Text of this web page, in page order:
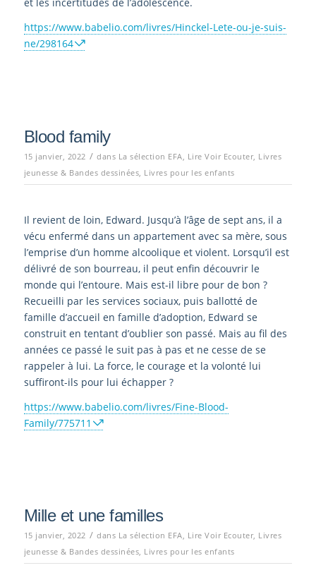
https://www.babelio.com/livres/Hinckel-Lete-ou-je-suis-
ne/298164
Blood family
15 janvier, 2022 / dans La sélection EFA Lire Voir Ecouter, Livres
jeunesse & Bandes dessinées Livres pour les enfants
Il revient de loin, Edward. Jusqu’à l’âge de sept ans, il a
vécu enfermé dans un appartement avec sa mère, sous
l’emprise d’un homme alcoolique et violent. Lorsqu’il est
délivré de son bourreau, il peut enfin découvrir le
monde qui l’entoure. Mais est-il libre pour de bon ?
Recueilli par les services sociaux, puis ballotté de
famille d’accueil en famille d’adoption, Edward se
construit en tentant d’oublier son passé. Mais au fil des
années ce passé le suit pas à pas et ne cesse de se
rappeler à lui. La force, le courage et la volonté lui
suffiront-ils pour lui échapper ?
https://www.babelio.com/livres/Fine-Blood-
Family/775711
Mille et une familles
15 janvier, 2022 / dans La sélection EFA, Lire Voir Ecouter, Livres
jeunesse & Bandes dessinées, Livres pour les enfants